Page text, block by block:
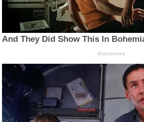
And They Did Show This In
Brainberries